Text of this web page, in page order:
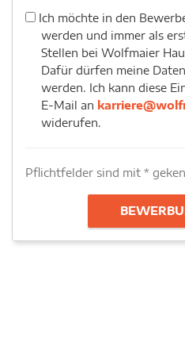
Bewerberpool
Ich möchte in den
werden und immer als
Stellen bei Wolfmaier
Dafür dürfen meine
werden. Ich kann diese
E-Mail an
widerufen.
Pflichtfelder sind mit *